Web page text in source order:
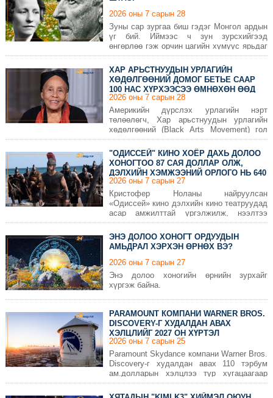
2026 оны 7 сарын 28
Зуны сар зургаа биш гэдэг Монгол ардын
үг бий. Иймээс ч зун зурсхийгээд
өнгөрлөө гэж орчин цагийн хүмүүс ярьдаг
биз. Хэдхэн хоногийн дараа зуны сар
дуусаж, намрын налгар өдрүүд хаяа
дэрлэх нь ээ. Иймд бид зуныг үдэх
үүднээс ЗУРГААН шүлэг сонордуулж
байна.
ХАР АРЬСТНУУДЫН УРЛАГИЙН
ХӨДӨЛГӨӨНИЙ ДОМОГ БЕТЬЕ СААР
100 НАС ХҮРХЭЭСЭЭ ӨМНӨХӨН ӨӨД
БОЛЛОО
2026 оны 7 сарын 28
Америкийн дүрслэх урлагийн нэрт
төлөөлөгч, Хар арьстнуудын урлагийн
хөдөлгөөний (Black Arts Movement) гол
төлөөлөгчдийн нэг Бетье Саар 99
насандаа таалал төгсжээ.
"ОДИССЕЙ" КИНО ХОЁР ДАХЬ ДОЛОО
ХОНОГТОО 87 САЯ ДОЛЛАР ОЛЖ,
ДЭЛХИЙН ХЭМЖЭЭНИЙ ОРЛОГО НЬ 640
САЯД ДӨХӨВ
2026 оны 7 сарын 27
Кристофер Ноланы найруулсан
«Одиссей» кино дэлхийн кино театруудад
асар амжилттай үргэлжилж, нээлтээ
хийснээс хойш хоёр дахь долоо хоногтоо
дэлхийн хэмжээнд ойролцоогоор 639.6
сая ам.долларын орлого олжээ.
ЭНЭ ДОЛОО ХОНОГТ ОРДУУДЫН
АМЬДРАЛ ХЭРХЭН ӨРНӨХ ВЭ?
2026 оны 7 сарын 27
Энэ долоо хоногийн өрнийн зурхайг
хүргэж байна.
PARAMOUNT КОМПАНИ WARNER BROS.
DISCOVERY-Г ХУДАЛДАН АВАХ
ХЭЛЦЛИЙГ 2027 ОН ХҮРТЭЛ
ХОЙШЛУУЛАВ
2026 оны 7 сарын 25
Paramount Skydance компани Warner Bros.
Discovery-г худалдан авах 110 тэрбум
ам.долларын хэлцлээ түр хугацаагаар
хойшлуулж, нэгдэн нийлэх үйл явцыг
ирэх онд хүртэл зогсоохоор болжээ.